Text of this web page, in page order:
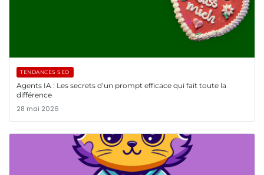
TENDANCES SEO
Agents IA : Les secrets d’un prompt efficace qui fait toute la
différence
28 mai 2026